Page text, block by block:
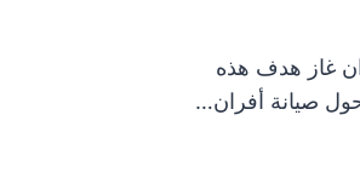
غاز هدف هذه
صيانة أفران…